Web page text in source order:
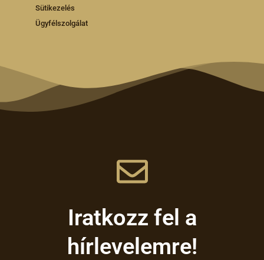
Sütikezelés
Ügyfélszolgálat
Iratkozz fel a
hírlevelemre!